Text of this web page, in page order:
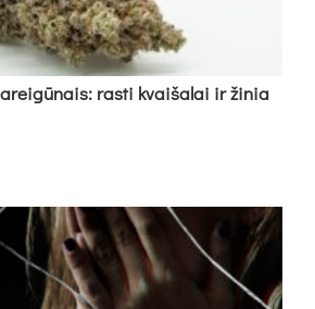
ras­ti kvai­ša­lai ir ži­nia